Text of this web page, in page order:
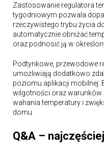
Zastosowanie regulatora
tygodniowym pozwala
rzeczywistego trybu życia
automatycznie obniżać
oraz podnosić ją w
Podtynkowe, przewodowe
umożliwiają dodatkowo
poziomu aplikacji mobilnej.
wilgotności oraz warunków
wahania temperatury i
domu.
Q&A –